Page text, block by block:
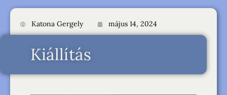
Katona Gergely május 14, 2024
Kiállítás